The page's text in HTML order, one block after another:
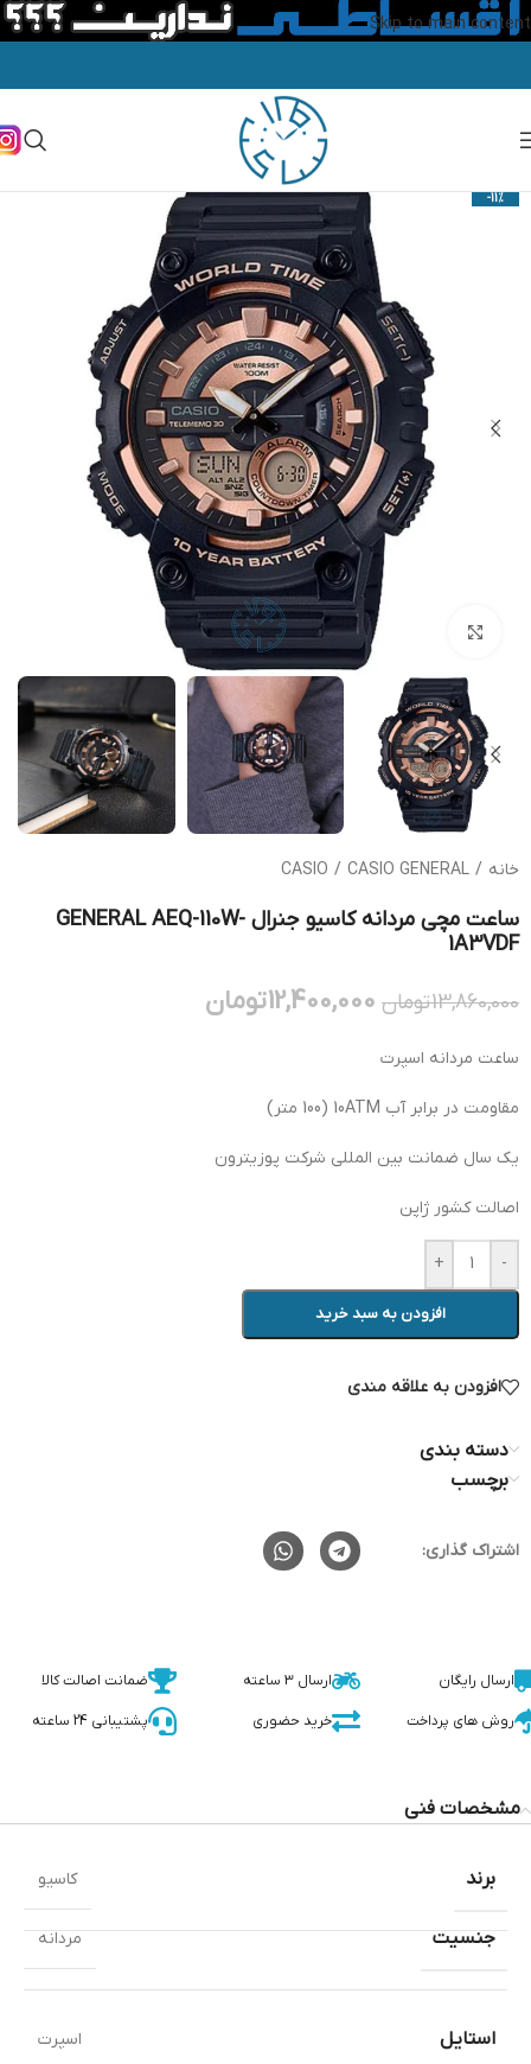
Skip to main content
-11%
بزرگنمایی تصویر
خانه /
CASIO / CASIO GENERAL
ساعت مچی مردانه کاسیو جنرال GENERAL AEQ-110W-
1A3VDF
13,860,000تومان 12,400,000تومان
ساعت مردانه اسپرت
مقاومت در برابر آب 10ATM (100 متر)
یک سال ضمانت بین المللی شرکت پوزیترون
اصالت کشور ژاپن
-
+
افزودن به سبد خرید
افزودن به علاقه مندی
دسته بندی
برچسب
اشتراک گذاری:
ارسال رایگان ارسال 3 ساعته ضمانت اصالت کالا
روش های پرداخت خرید حضوری پشتیبانی 24 ساعته
مشخصات فنی
جنسیت مردانه
استایل اسپرت
برند کاسیو